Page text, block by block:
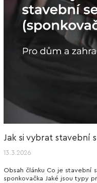
Jak si vybrat stavební
13.3.2026
Obsah článku Co je stavební
sponkovačka Jaké jsou typy